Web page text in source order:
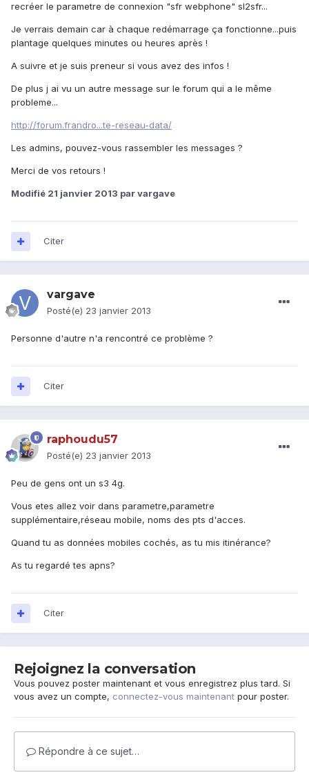
recréer le parametre de connexion "sfr webphone" sl2sfr...
Je verrais demain car à chaque redémarrage ça fonctionne...puis
plantage quelques minutes ou heures après !
A suivre et je suis preneur si vous avez des infos !
De plus j ai vu un autre message sur le forum qui a le même
probleme...
http://forum.frandro...te-reseau-data/
Les admins, pouvez-vous rassembler les messages ?
Merci de vos retours !
Modifié 21 janvier 2013 par vargave
Citer
vargave
Posté(e) 23 janvier 2013
Personne d'autre n'a rencontré ce problème ?
Citer
raphoudu57
Posté(e) 23 janvier 2013
Peu de gens ont un s3 4g.
Vous etes allez voir dans parametre,parametre
supplémentaire,réseau mobile, noms des pts d'acces.
Quand tu as données mobiles cochés, as tu mis itinérance?
As tu regardé tes apns?
Citer
Rejoignez la conversation
Vous pouvez poster maintenant et vous enregistrez plus tard. Si
vous avez un compte, connectez-vous maintenant pour poster.
Répondre à ce sujet…